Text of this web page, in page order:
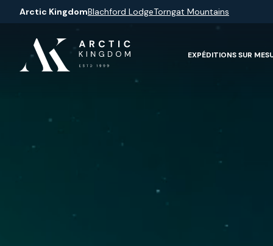
Arctic KingdomBlachford LodgeTorngat Mountains
EXPÉDITIONS SUR